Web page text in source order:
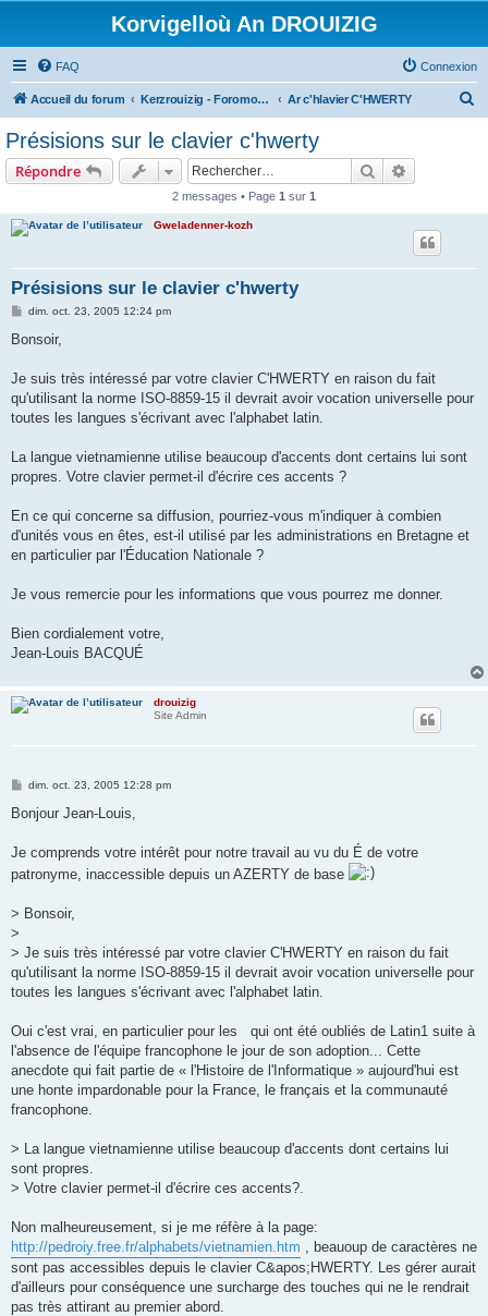
Korvigelloù An DROUIZIG
FAQ Connexion
Accueil du forum Kerzrouizig - Foromoù An Drouizig Ar c'hlavier C'HWERTY
Présisions sur le clavier c'hwerty
Répondre Rechercher
2 messages • Page 1 sur 1
Gweladenner-kozh
Présisions sur le clavier c'hwerty
M
s
g
dim. oct. 23, 2005 12:24 pm
Bonsoir,
Je suis très intéressé par votre clavier C'HWERTY en raison du fait
qu'utilisant la norme ISO-8859-15 il devrait avoir vocation universelle pour
toutes les langues s'écrivant avec l'alphabet latin.
La langue vietnamienne utilise beaucoup d'accents dont certains lui sont
propres. Votre clavier permet-il d'écrire ces accents ?
En ce qui concerne sa diffusion, pourriez-vous m'indiquer à combien
d'unités vous en êtes, est-il utilisé par les administrations en Bretagne et
en particulier par l'Éducation Nationale ?
Je vous remercie pour les informations que vous pourrez me donner.
Bien cordialement votre,
Jean-Louis BACQUÉ
drouizig
Site Admin
M
s
g
dim. oct. 23, 2005 12:28 pm
Bonjour Jean-Louis,
Je comprends votre intérêt pour notre travail au vu du É de votre
patronyme, inaccessible depuis un AZERTY de base
> Bonsoir,
>
> Je suis très intéressé par votre clavier C'HWERTY en raison du fait
qu'utilisant la norme ISO-8859-15 il devrait avoir vocation universelle pour
toutes les langues s'écrivant avec l'alphabet latin.
Oui c'est vrai, en particulier pour les   qui ont été oubliés de Latin1 suite à
l'absence de l'équipe francophone le jour de son adoption... Cette
anecdote qui fait partie de « l'Histoire de l'Informatique » aujourd'hui est
une honte impardonable pour la France, le français et la communauté
francophone.
> La langue vietnamienne utilise beaucoup d'accents dont certains lui
sont propres.
> Votre clavier permet-il d'écrire ces accents?.
Non malheureusement, si je me réfère à la page:
http://pedroiy.free.fr/alphabets/vietnamien.htm , beauoup de caractères ne
sont pas accessibles depuis le clavier C&apos;HWERTY. Les gérer aurait
d'ailleurs pour conséquence une surcharge des touches qui ne le rendrait
pas très attirant au premier abord.